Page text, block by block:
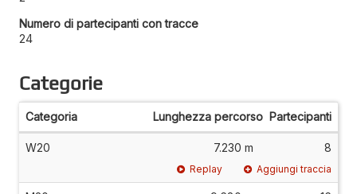
Numero di partecipanti con tracce
24
Categorie
Categoria Lunghezza percorso Partecipanti
W20 7.230 m 8
Replay Aggiungi traccia